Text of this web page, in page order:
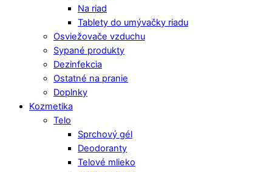
Na riad
Tablety do umývačky riadu
Osviežovače vzduchu
Sypané produkty
Dezinfekcia
Ostatné na pranie
Doplnky
Kozmetika
Telo
Sprchový gél
Deodoranty
Telové mlieko